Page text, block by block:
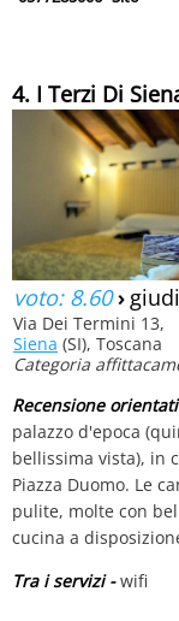
4. I Terzi Di
voto: 8.60›
Via Dei Termini 13,
Siena (SI), Toscana
Categoria
Recensione
palazzo d'epoca
bellissima vista), in
Piazza Duomo. Le
pulite, molte con
cucina a
Tra i servizi -wifi